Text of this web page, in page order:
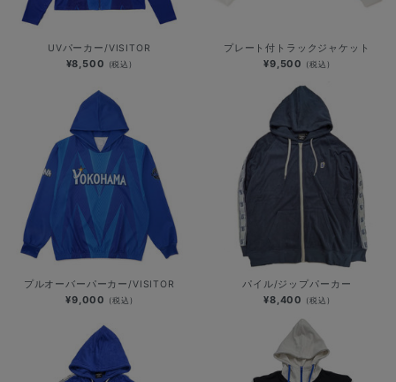
UVパーカー/VISITOR
¥8,500 (税込)
プレート付トラックジャケット
¥9,500 (税込)
プルオーバーパーカー/VISITOR
¥9,000 (税込)
パイル/ジップパーカー
¥8,400 (税込)